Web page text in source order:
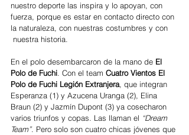
nuestro deporte las inspira y lo apoyan, con
fuerza, porque es estar en contacto directo con
la naturaleza, con nuestras costumbres y con
nuestra historia.
En el polo desembarcaron de la mano de El
Polo de Fuchi. Con el team Cuatro Vientos El
Polo de Fuchi Legión Extranjera, que integran
Esperanza (1) y Azucena Uranga (2), Elina
Braun (2) y Jazmín Dupont (3) ya cosecharon
varios triunfos y copas. Las llaman el “Dream
Team”. Pero solo son cuatro chicas jóvenes que